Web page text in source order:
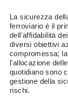
La sicurezza
ferroviario è il
dell'affidabilità
diversi obiettivi
compromessa;
l'allocazione
quotidiano sono
gestione della
rischi.